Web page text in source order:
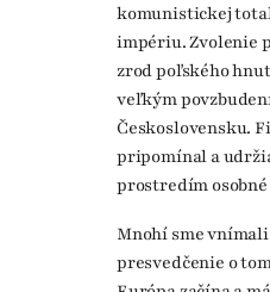
komunistickej
impériu. Zvolenie
zrod poľského
veľkým
Československu.
pripomínal a
prostredím
Mnohí sme
presvedčenie o